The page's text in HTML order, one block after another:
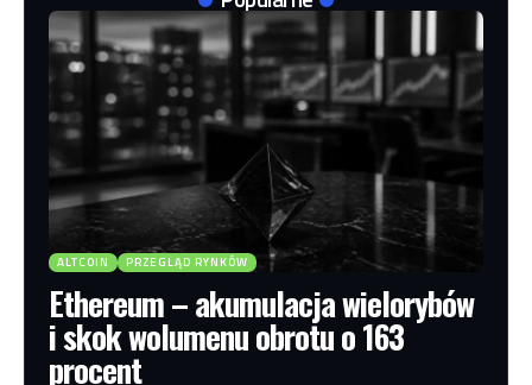
ALTCOIN PRZEGLĄD RYNKÓW
Ethereum – akumulacja wielorybów
i skok wolumenu obrotu o 163
procent